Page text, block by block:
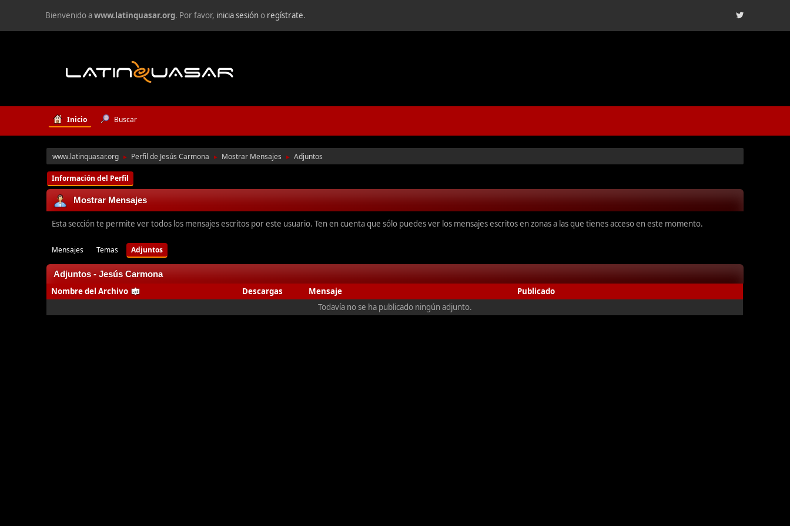
Bienvenido awww.latinquasar.org. Por favor, inicia sesióno regístrate.
Inicio Buscar
www.latinquasar.org ► Perfil de Jesús Carmona ► Mostrar Mensajes ► Adjuntos
Información del Perfil
Mostrar Mensajes
Esta sección te permite ver todos los mensajes escritos por este usuario. Ten en cuenta que sólo puedes ver los mensajes escritos en zonas a las que tienes acceso en este momento.
Mensajes Temas Adjuntos
Adjuntos - Jesús Carmona
Nombre del Archivo Descargas Mensaje
Publicado
Todavía no se ha publicado ningún adjunto.